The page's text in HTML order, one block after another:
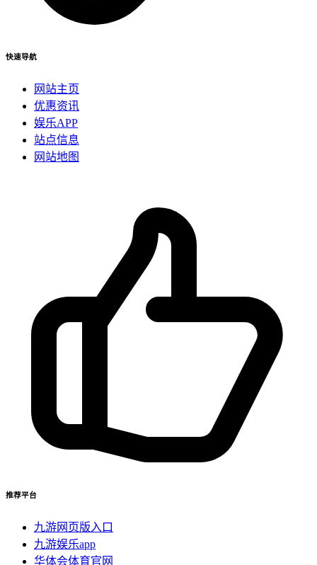
快速导航
网站主页
优惠资讯
娱乐APP
站点信息
网站地图
推荐平台
九游网页版入口
九游娱乐app
华体会体育官网